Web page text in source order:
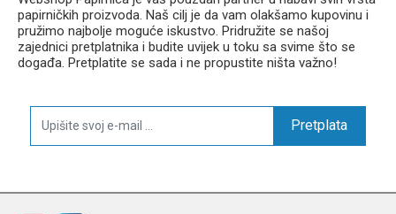
papirničkih proizvoda. Naš cilj je da vam olakšamo kupovinu i
pružimo najbolje moguće iskustvo. Pridružite se našoj
zajednici pretplatnika i budite uvijek u toku sa svime što se
događa. Pretplatite se sada i ne propustite ništa važno!
Pretplata